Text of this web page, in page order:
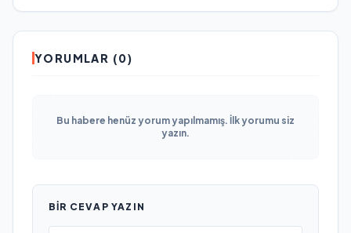
YORUMLAR (0)
Bu habere henüz yorum yapılmamış. İlk yorumu siz
yazın.
BIR CEVAP YAZIN